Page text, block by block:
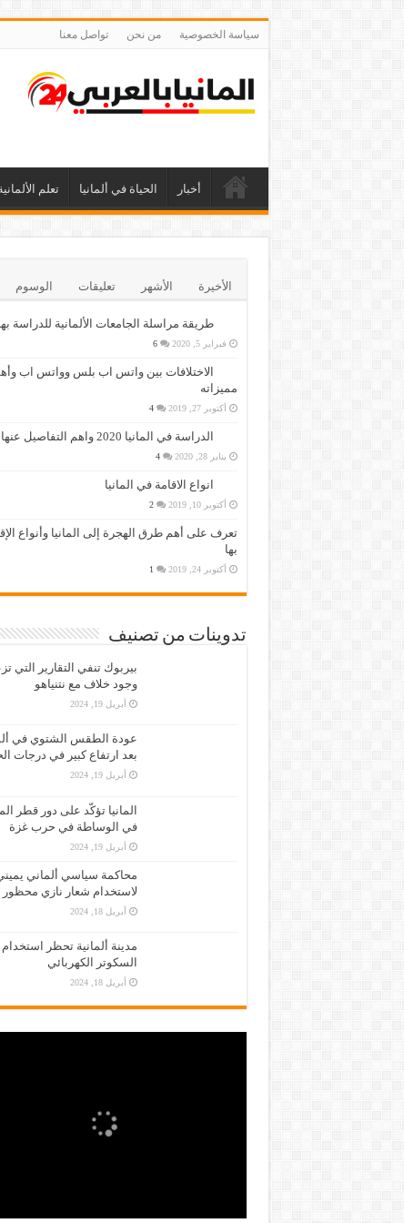
سياسة الخصوصية من نحن تواصل معنا
أخبار الحياة في ألمانيا تعلم
الأخيرة الأشهر تعليقات الوسوم
طريقة مراسلة الجامعات الألمانية للدراسة
فبراير 5, 2020 6
الاختلافات بين واتس اب بلس وواتس اب
مميزاته
أكتوبر 27, 2019 4
الدراسة في المانيا 2020 واهم التفاصيل عنها
يناير 28, 2020 4
انواع الاقامة في المانيا
أكتوبر 10, 2019 2
تعرف على أهم طرق الهجرة إلى المانيا وأنواع
بها
أكتوبر 24, 2019 1
تدوينات من تصنيف
بيربوك تنفي التقارير التي
وجود خلاف مع نتنياهو
أبريل 19, 2024
عودة الطقس الشتوي في
بعد ارتفاع كبير في درجات
أبريل 19, 2024
المانيا تؤكّد على دور قطر
في الوساطة في حرب غزة
أبريل 19, 2024
محاكمة سياسي ألماني
لاستخدام شعار نازي محظور
أبريل 18, 2024
مدينة ألمانية تحظر استخدام
السكوتر الكهربائي
أبريل 18, 2024